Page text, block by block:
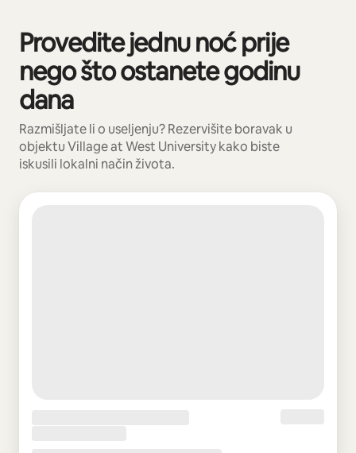
Provedite jednu noć prije
nego što ostanete godinu
dana
Razmišljate li o useljenju? Rezervišite boravak u
objektu Village at West University kako biste
iskusili lokalni način života.
Prikazano 0 od 0 stavki